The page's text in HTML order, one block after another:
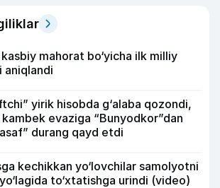
mahorat bo‘yicha ilk milliy
aniqlandi
yirik hisobda g‘alaba qozondi,
kambek evaziga “Bunyodkor”dan
durang qayd etdi
kechikkan yo‘lovchilar samolyotni
to‘xtatishga urindi (video)